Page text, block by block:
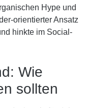
Hype und
orientierter Ansatz
hinkte im Social-
Wie
sollten